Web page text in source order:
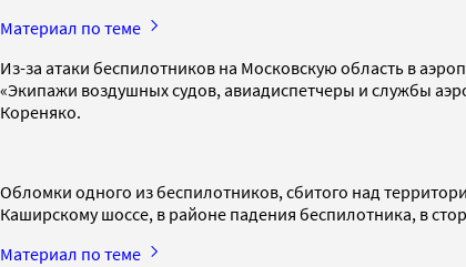
Материал по теме
Из-за атаки беспилотников на Московскую область в
«Экипажи воздушных судов, авиадиспетчеры и службы
Кореняко.
Обломки одного из беспилотников, сбитого над
Каширскому шоссе, в районе падения беспилотника, в
Материал по теме